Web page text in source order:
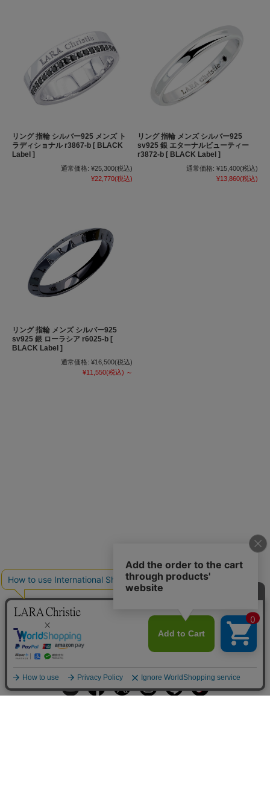
リング 指輪 シルバー925 メンズ ト
ラディショナル r3867-b [ BLACK
Label ]
通常価格: ¥25,300(税込)
¥22,770(税込)
リング 指輪 メンズ シルバー925
sv925 銀 エターナルビューティー
r3872-b [ BLACK Label ]
通常価格: ¥15,400(税込)
¥13,860(税込)
リング 指輪 メンズ シルバー925
sv925 銀 ローラシア r6025-b [
BLACK Label ]
通常価格: ¥16,500(税込)
¥11,550(税込) ～